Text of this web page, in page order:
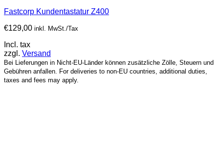
Fastcorp Kundentastatur Z400
€129,00 inkl. MwSt./Tax
Incl. tax
zzgl. Versand
Bei Lieferungen in Nicht-EU-Länder können zusätzliche Zölle, Steuern und
Gebühren anfallen. For deliveries to non-EU countries, additional duties,
taxes and fees may apply.